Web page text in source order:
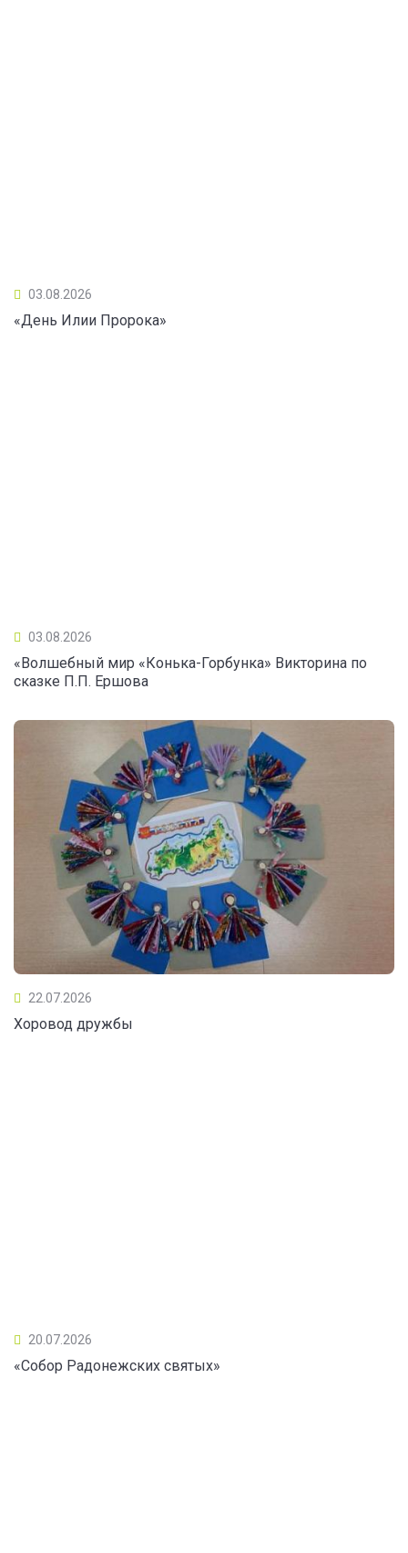
03.08.2026
«День Илии Пророка»
03.08.2026
«Волшебный мир «Конька-Горбунка» Викторина по
сказке П.П. Ершова
22.07.2026
Хоровод дружбы
20.07.2026
«Собор Радонежских святых»